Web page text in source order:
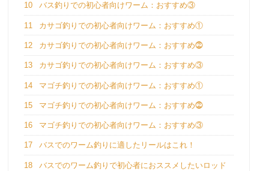
10 バス釣りでの初心者向けワーム：おすすめ③
11 カサゴ釣りでの初心者向けワーム：おすすめ①
12 カサゴ釣りでの初心者向けワーム：おすすめ⓶
13 カサゴ釣りでの初心者向けワーム：おすすめ③
14 マゴチ釣りでの初心者向けワーム：おすすめ①
15 マゴチ釣りでの初心者向けワーム：おすすめ⓶
16 マゴチ釣りでの初心者向けワーム：おすすめ③
17 バスでのワーム釣りに適したリールはこれ！
18 バスでのワーム釣りで初心者におススメしたいロッド